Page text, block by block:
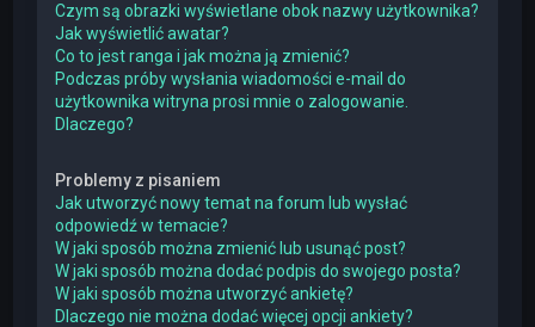
Czym są obrazki wyświetlane obok nazwy użytkownika?
Jak wyświetlić awatar?
Co to jest ranga i jak można ją zmienić?
Podczas próby wysłania wiadomości e-mail do
użytkownika witryna prosi mnie o zalogowanie.
Dlaczego?
Problemy z pisaniem
Jak utworzyć nowy temat na forum lub wysłać
odpowiedź w temacie?
W jaki sposób można zmienić lub usunąć post?
W jaki sposób można dodać podpis do swojego posta?
W jaki sposób można utworzyć ankietę?
Dlaczego nie można dodać więcej opcji ankiety?